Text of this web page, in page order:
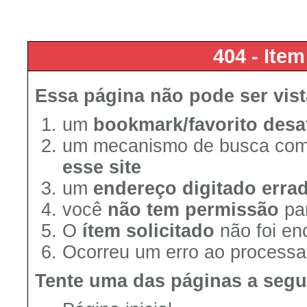
404 -
Essa página não pode ser
um bookmark/favorito
um mecanismo de busca
esse site
um endereço digitado
você não tem permissão
O ítem solicitado não foi
Ocorreu um erro ao
Tente uma das páginas a